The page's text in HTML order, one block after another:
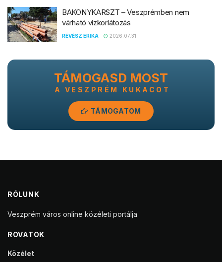
BAKONYKARSZT – Veszprémben nem
várható vízkorlátozás
RÉVÉSZ ERIKA 2026.07.31.
TÁMOGASD MOST
A VESZPRÉM KUKACOT
TÁMOGATOM
RÓLUNK
Veszprém város online közéleti portálja
ROVATOK
Közélet